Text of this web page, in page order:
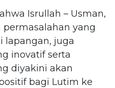
Isrullah – Usman,
yang
lapangan, juga
inovatif serta
diyakini akan
bagi Lutim ke